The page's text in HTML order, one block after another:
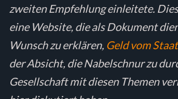
zweiten Empfehlung einleitete.
eine Website, die als Dokument
Wunsch zu erklären, Geld vom
der Absicht, die Nabelschnur zu
Gesellschaft mit diesen Themen